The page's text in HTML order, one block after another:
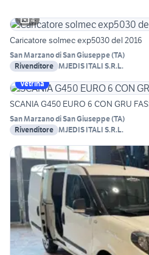
4
Caricatore solmec exp5030 del 2016
San Marzano di San Giuseppe(TA)
Rivenditore MJEDIS ITALI S.R.L.
Vetrina
SCANIA G450 EURO 6 CON GRU
San Marzano di San Giuseppe(TA)
Rivenditore MJEDIS ITALI S.R.L.